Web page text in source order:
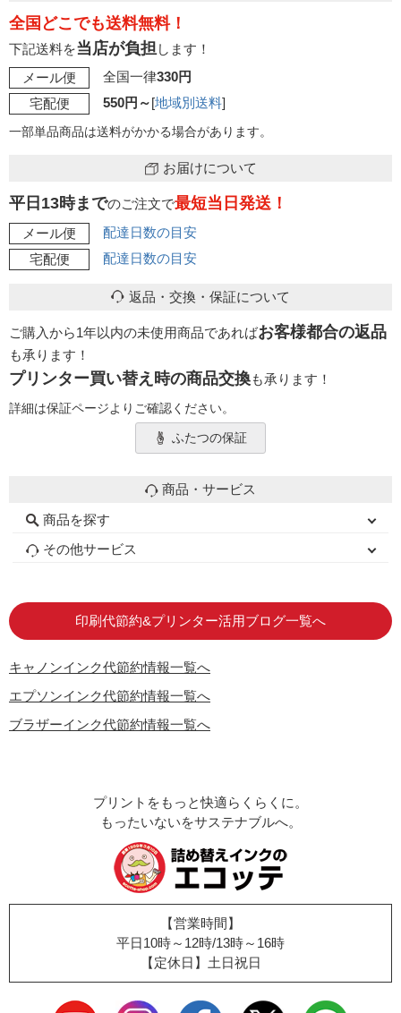
全国どこでも送料無料！
下記送料を当店が負担 します！
メール便
全国一律330円
宅配便
550円～[地域別送料]
一部単品商品は送料がかかる場合があります。
お届けについて
平日13時までのご注文で最短当日発送！
メール便
配達日数の目安
宅配便
配達日数の目安
返品・交換・保証について
ご購入から1年以内の未使用商品であればお客様都合の返品
も承ります！
プリンター買い替え時の商品交換も承ります！
詳細は保証ページよりご確認ください。
ふたつの保証
商品・サービス
商品を探す
初心者用セット
キャノンインク
エプソンインク
ブラザーインク
詰め替えインク
互換インクボトル
互換インクカートリッジ
再生インクカートリッジ
トナーカートリッジ
その他サービス
印刷代節約&プリンター活用ブログ一覧へ
キャノンインク代節約情報一覧へ
エプソンインク代節約情報一覧へ
ブラザーインク代節約情報一覧へ
プリントをもっと快適らくらくに。
もったいないをサステナブルへ。
【営業時間】
平日10時～12時/13時～16時
【定休日】土日祝日